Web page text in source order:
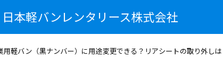
日本軽バンレンタリース株式会社
用軽バン（黒ナンバー）に用途変更できる？リアシートの取り外し